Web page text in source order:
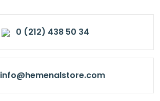
0 (212) 438 50 34
info@hemenalstore.com